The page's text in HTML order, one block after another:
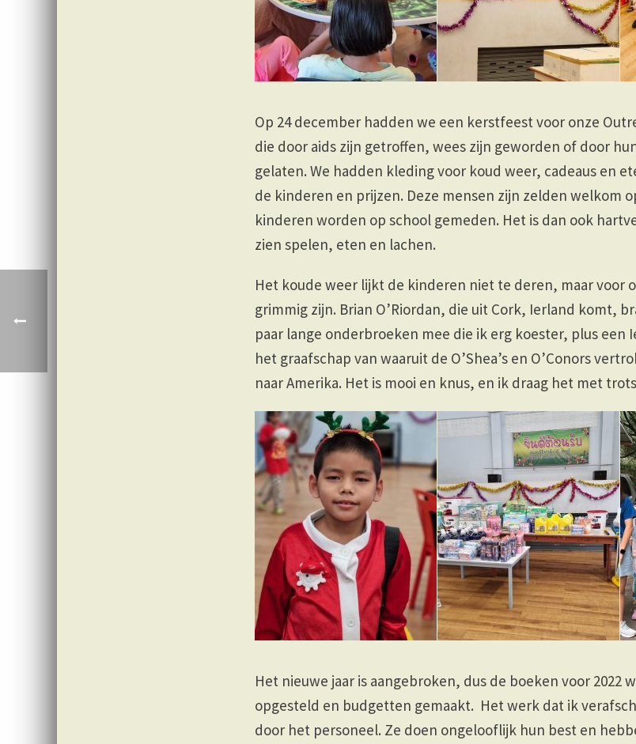
Op 24 december hadden we een kerstfeest voor onze
die door aids zijn getroffen, wees zijn geworden of door
gelaten. We hadden kleding voor koud weer, cadeaus en
de kinderen en prijzen. Deze mensen zijn zelden welkom
kinderen worden op school gemeden. Het is dan ook
zien spelen, eten en lachen.
Het koude weer lijkt de kinderen niet te deren, maar voor
grimmig zijn. Brian O’Riordan, die uit Cork, Ierland komt,
paar lange onderbroeken mee die ik erg koester, plus een
het graafschap van waaruit de O’Shea’s en O’Conors
naar Amerika. Het is mooi en knus, en ik draag het met
Het nieuwe jaar is aangebroken, dus de boeken voor 2022
opgesteld en budgetten gemaakt. Het werk dat ik
door het personeel. Ze doen ongelooflijk hun best en